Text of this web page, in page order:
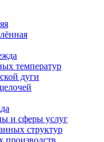
температур
дуги
и сферы услуг
структур